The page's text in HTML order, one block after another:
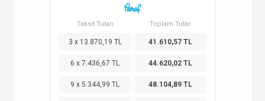
Taksit Tutarı Toplam Tutar
3 x 13.870,19 TL 41.610,57 TL
6 x 7.436,67 TL 44.620,02 TL
9 x 5.344,99 TL 48.104,89 TL